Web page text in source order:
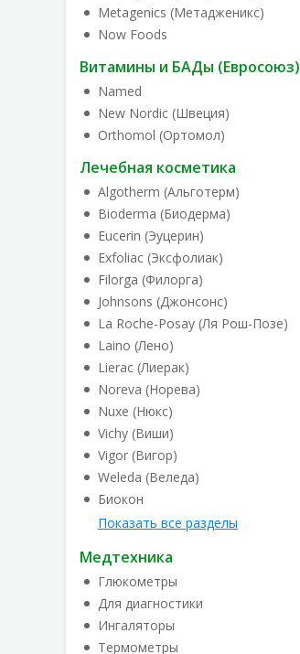
Metagenics (Метадженикс)
Now Foods
Витамины и БАДы (Евросоюз)
Named
New Nordic (Швеция)
Orthomol (Ортомол)
Лечебная косметика
Algotherm (Альготерм)
Bioderma (Биодерма)
Eucerin (Эуцерин)
Exfoliac (Эксфолиак)
Filorga (Филорга)
Johnsons (Джонсонс)
La Roche-Posay (Ля Рош-Позе)
Laino (Лено)
Lierac (Лиерак)
Noreva (Норева)
Nuxe (Нюкс)
Vichy (Виши)
Vigor (Вигор)
Weleda (Веледа)
Биокон
Показать все разделы
Медтехника
Глюкометры
Для диагностики
Ингаляторы
Термометры